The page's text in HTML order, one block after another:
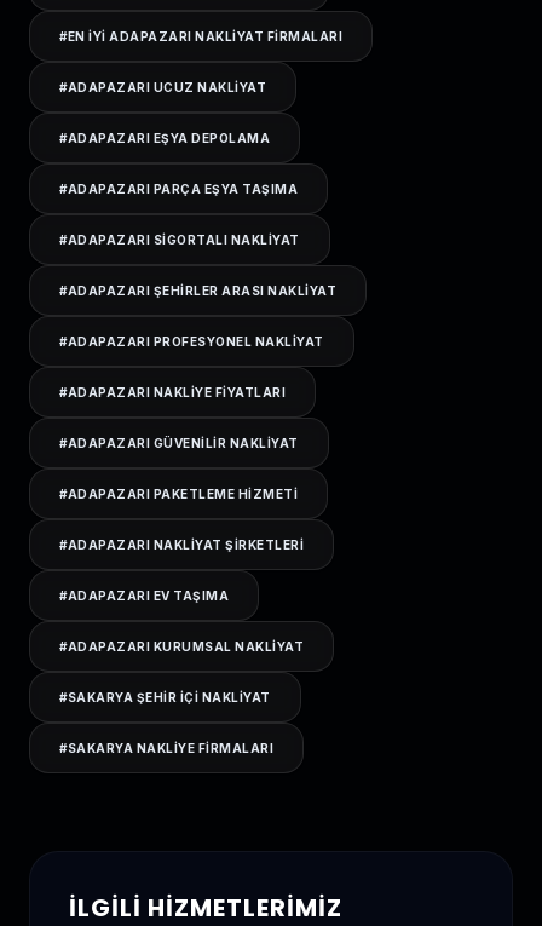
#EN IYI ADAPAZARI NAKLIYAT FIRMALARI
#ADAPAZARI UCUZ NAKLIYAT
#ADAPAZARI EŞYA DEPOLAMA
#ADAPAZARI PARÇA EŞYA TAŞIMA
#ADAPAZARI SIGORTALI NAKLIYAT
#ADAPAZARI ŞEHIRLER ARASI NAKLIYAT
#ADAPAZARI PROFESYONEL NAKLIYAT
#ADAPAZARI NAKLIYE FIYATLARI
#ADAPAZARI GÜVENILIR NAKLIYAT
#ADAPAZARI PAKETLEME HIZMETI
#ADAPAZARI NAKLIYAT ŞIRKETLERI
#ADAPAZARI EV TAŞIMA
#ADAPAZARI KURUMSAL NAKLIYAT
#SAKARYA ŞEHIR IÇI NAKLIYAT
#SAKARYA NAKLIYE FIRMALARI
İLGILI HIZMETLERIMIZ